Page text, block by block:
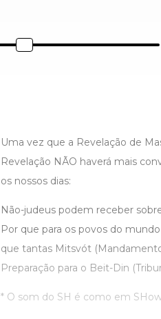
Uma vez que a Revelação de
Revelação NÃO haverá mais
os nossos dias:
Não-judeus podem receber
Por que para os povos do
que tantas Mitsvót
Preparação para o Beit-Din
* O som do SH é como em